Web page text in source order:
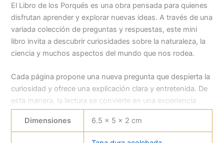
El Libro de los Porqués es una obra pensada para quienes
disfrutan aprender y explorar nuevas ideas. A través de una
variada colección de preguntas y respuestas, este mini
libro invita a descubrir curiosidades sobre la naturaleza, la
ciencia y muchos aspectos del mundo que nos rodea.
Cada página propone una nueva pregunta que despierta la
curiosidad y ofrece una explicación clara y entretenida. De
esta manera, la lectura se convierte en una experiencia
dinámica que estimula el pensamiento y el deseo de seguir
aprendiendo.
Dimensiones 6.5 × 5 × 2 cm